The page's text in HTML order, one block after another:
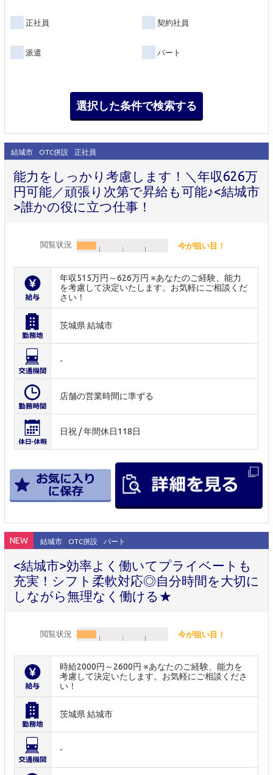
正社員 契約社員
派遣 パート
結城市 OTC併設 正社員
能力をしっかり考慮します！＼年収626万
円可能／頑張り次第で昇給も可能♪<結城市
>誰かの役に立つ仕事！
閲覧状況 今が狙い目！
年収515万円～626万円 ※あなたのご経験、能力
を考慮して決定いたします。お気軽にご相談くだ
さい！
茨城県 結城市
-
店舗の営業時間に準ずる
日祝 / 年間休日118日
NEW 結城市 OTC併設 パート
<結城市>効率よく働いてプライベートも
充実！シフト柔軟対応◎自分時間を大切に
しながら無理なく働ける★
閲覧状況 今が狙い目！
時給2000円～2600円 ※あなたのご経験、能力を
考慮して決定いたします。お気軽にご相談くださ
い！
茨城県 結城市
-